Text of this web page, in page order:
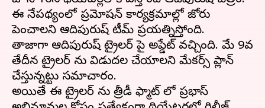
ఈ నేపథ్యంలో ప్రమోషన్ కార్యక్రమాల్లో జోరు
పెంచాలని ఆదిపురుష్ టీమ్ ప్రయత్నిస్తోంది.
తాజాగా ఆదిపురుష్ ట్రైలర్ పై అప్డేట్ వచ్చింది. మే 9వ
తేదీన ట్రైలర్ ను విడుదల చేయాలని మేకర్స్ ప్లాన్
చేస్తున్నట్టు సమాచారం.
అయితే ఈ ట్రైలర్ ను త్రీడీ ఫార్మాట్ లో ప్రభాస్